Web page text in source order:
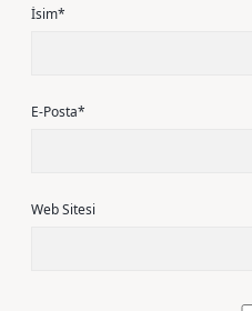
İsim*
E-Posta*
Web Sitesi